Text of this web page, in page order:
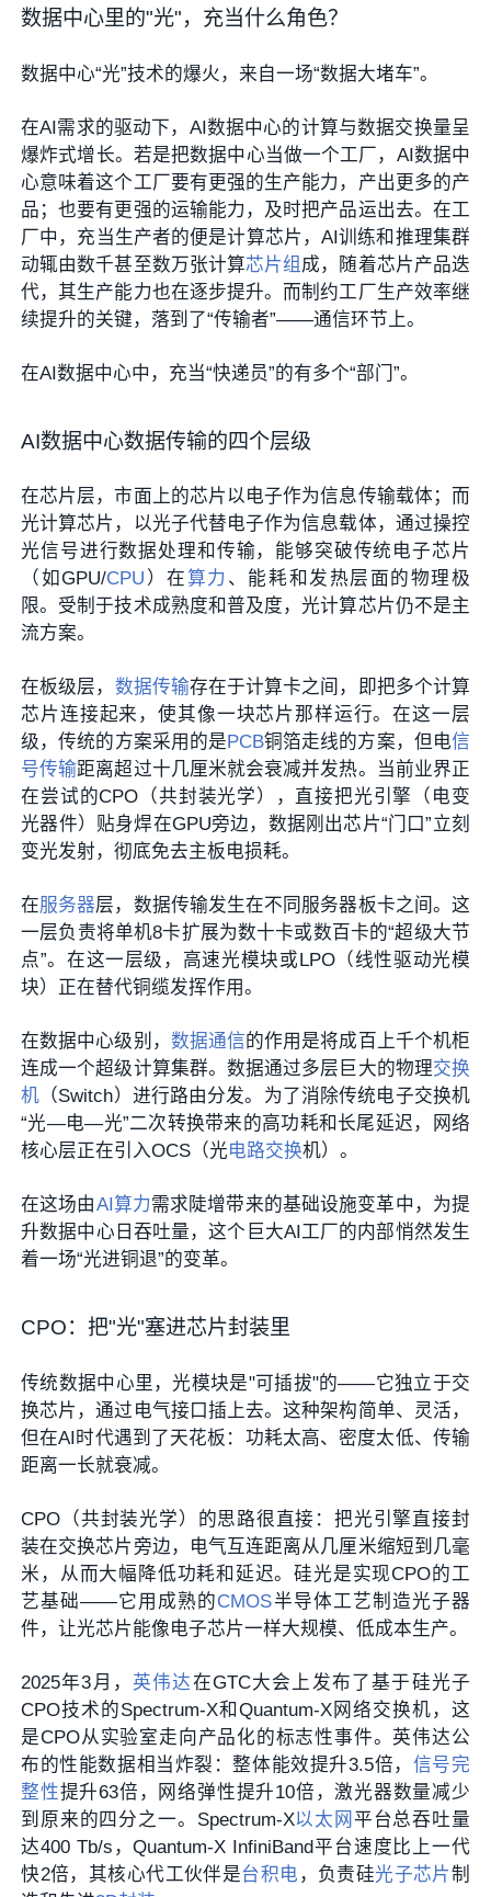
数据中心里的"光"，充当什么角色？
数据中心“光”技术的爆火，来自一场“数据大堵车”。
在AI需求的驱动下，AI数据中心的计算与数据交换量呈
爆炸式增长。若是把数据中心当做一个工厂，AI数据中
心意味着这个工厂要有更强的生产能力，产出更多的产
品；也要有更强的运输能力，及时把产品运出去。在工
厂中，充当生产者的便是计算芯片，AI训练和推理集群
动辄由数千甚至数万张计算芯片组 成，随着芯片产品迭
代，其生产能力也在逐步提升。而制约工厂生产效率继
续提升的关键，落到了“传输者”——通信环节上。
在AI数据中心中，充当“快递员”的有多个“部门”。
AI数据中心数据传输的四个层级
在芯片层，市面上的芯片以电子作为信息传输载体；而
光计算芯片，以光子代替电子作为信息载体，通过操控
光信号进行数据处理和传输，能够突破传统电子芯片
（如GPU/CPU ）在算力 、能耗和发热层面的物理极
限。受制于技术成熟度和普及度，光计算芯片仍不是主
流方案。
在板级层， 数据传输存在于计算卡之间，即把多个计算
芯片连接起来，使其像一块芯片那样运行。在这一层
级，传统的方案采用的是 PCB铜箔走线的方案，但电信
号传输距离超过十几厘米就会衰减并发热。当前业界正
在尝试的CPO（共封装光学），直接把光引擎（电变
光器件）贴身焊在GPU旁边，数据刚出芯片“门口”立刻
变光发射，彻底免去主板电损耗。
在服务器层，数据传输发生在不同服务器板卡之间。这
一层负责将单机8卡扩展为数十卡或数百卡的“超级大节
点”。在这一层级，高速光模块或LPO（线性驱动光模
块）正在替代铜缆发挥作用。
在数据中心级别， 数据通信的作用是将成百上千个机柜
连成一个超级计算集群。数据通过多层巨大的物理交换
机 （Switch）进行路由分发。为了消除传统电子交换机
“光—电—光”二次转换带来的高功耗和长尾延迟，网络
核心层正在引入OCS（光电路交换机）。
在这场由AI算力需求陡增带来的基础设施变革中，为提
升数据中心日吞吐量，这个巨大AI工厂的内部悄然发生
着一场“光进铜退”的变革。
CPO：把"光"塞进芯片封装里
传统数据中心里，光模块是"可插拔"的——它独立于交
换芯片，通过电气接口插上去。这种架构简单、灵活，
但在AI时代遇到了天花板：功耗太高、密度太低、传输
距离一长就衰减。
CPO（共封装光学）的思路很直接：把光引擎直接封
装在交换芯片旁边，电气互连距离从几厘米缩短到几毫
米，从而大幅降低功耗和延迟。硅光是实现CPO的工
艺基础——它用成熟的CMOS半导体工艺制造光子器
件，让光芯片能像电子芯片一样大规模、低成本生产。
2025年3月， 英伟达在GTC大会上发布了基于硅光子
CPO技术的Spectrum-X和Quantum-X网络交换机，这
是CPO从实验室走向产品化的标志性事件。英伟达公
布的性能数据相当炸裂：整体能效提升3.5倍， 信号完
整性提升63倍，网络弹性提升10倍，激光器数量减少
到原来的四分之一。Spectrum-X以太网 平台总吞吐量
达400 Tb/s，Quantum-X InfiniBand平台速度比上一代
快2倍，其核心代工伙伴是台积电 ，负责硅光子芯片制